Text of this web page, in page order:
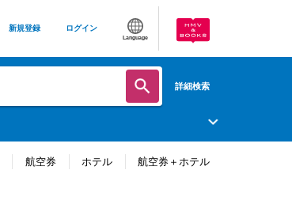
新規登録 ログイン
Language
詳細検索
航空券 ホテル 航空券＋ホテル